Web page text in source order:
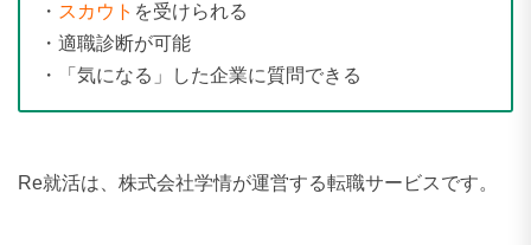
・ スカウト を受けられる
・適職診断が可能
・「気になる」した企業に質問できる
Re就活は、株式会社学情が運営する転職サービスです。